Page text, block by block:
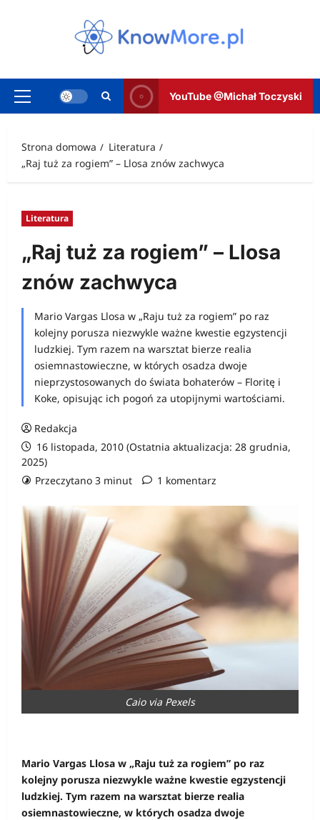
Menu
YouTube @Michał Toczyski
Strona domowa
Literatura
„Raj tuż za rogiem” – Llosa znów zachwyca
Literatura
„Raj tuż za rogiem” – Llosa
znów zachwyca
Mario Vargas Llosa w „Raju tuż za rogiem” po raz
kolejny porusza niezwykle ważne kwestie egzystencji
ludzkiej. Tym razem na warsztat bierze realia
osiemnastowieczne, w których osadza dwoje
nieprzystosowanych do świata bohaterów – Floritę i
Koke, opisując ich pogoń za utopijnymi wartościami.
Redakcja
16 listopada, 2010 (Ostatnia aktualizacja: 28 grudnia,
2025)
Przeczytano 3 minut
1 komentarz
Caio via Pexels
Mario Vargas Llosa w „Raju tuż za rogiem” po raz
kolejny porusza niezwykle ważne kwestie egzystencji
ludzkiej. Tym razem na warsztat bierze realia
osiemnastowieczne, w których osadza dwoje